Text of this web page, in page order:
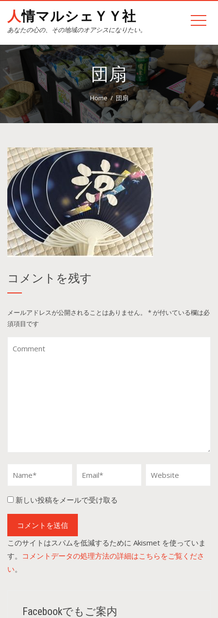
人情マルシェＹＹ社
あなたの心の、その地域のオアシスになりたい。
団扇
Home 団扇
コメントを残す
メールアドレスが公開されることはありません。 * が付いている欄は必
須項目です
新しい投稿をメールで受け取る
このサイトはスパムを低減するために Akismet を使っていま
す。 コメントデータの処理方法の詳細はこちらをご覧くださ
い。
Facebookでもご案内